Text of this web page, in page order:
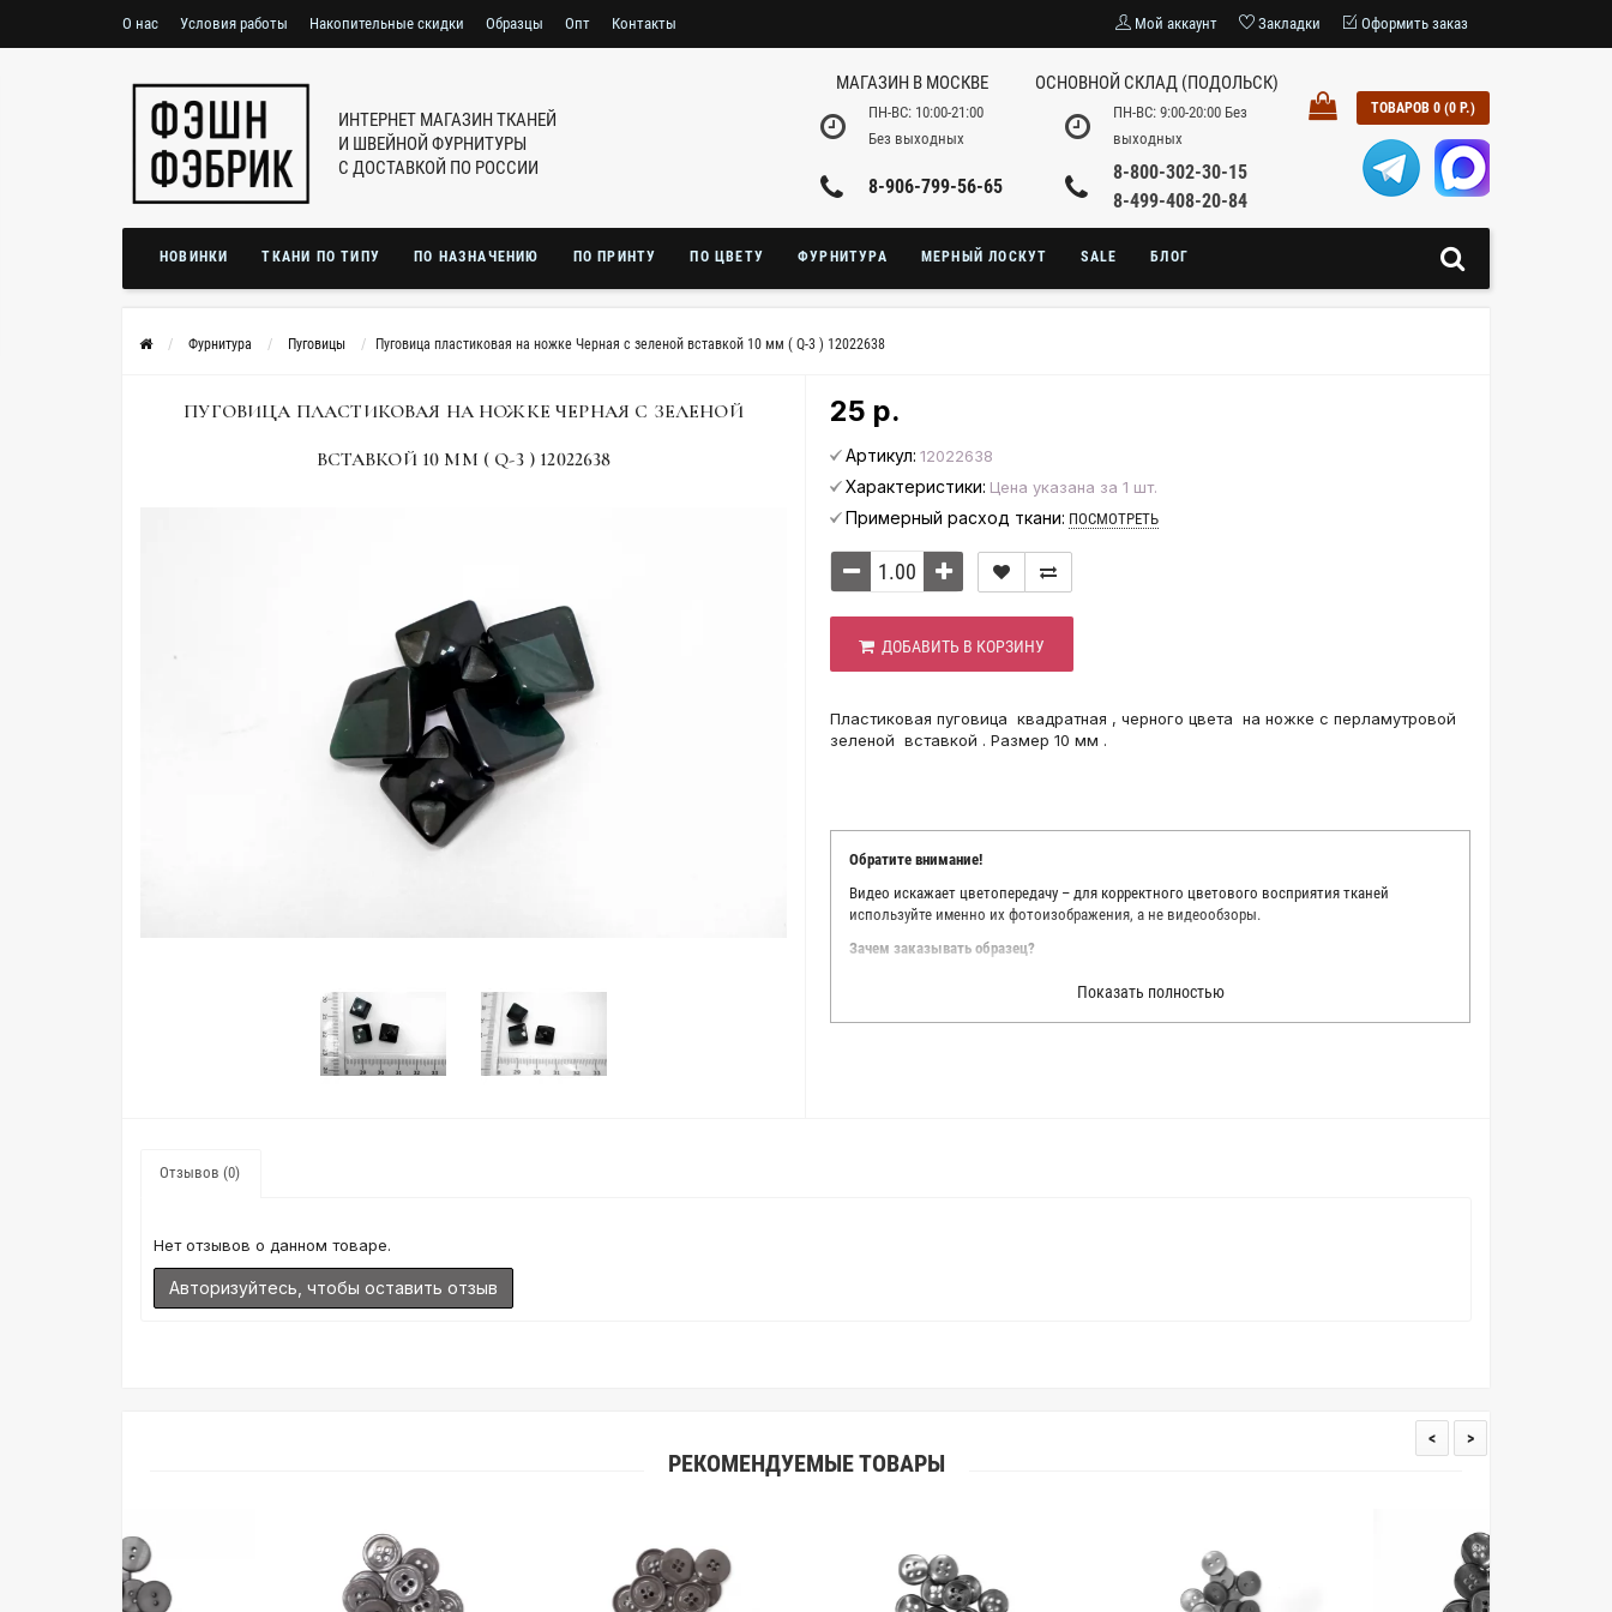
О нас Условия работы Накопительные скидки Образцы Опт Контакты Мой аккаунт Закладки Оформить заказ
ИНТЕРНЕТ МАГАЗИН ТКАНЕЙ
И ШВЕЙНОЙ ФУРНИТУРЫ
С ДОСТАВКОЙ ПО РОССИИ
МАГАЗИН В МОСКВЕ
ПН-ВС: 10:00-21:00
Без выходных
8-906-799-56-65
ОСНОВНОЙ СКЛАД (ПОДОЛЬСК)
ПН-ВС: 9:00-20:00 Без
выходных
8-800-302-30-15
8-499-408-20-84
ТОВАРОВ 0 (0 Р.)
НОВИНКИ ТКАНИ ПО ТИПУ ПО НАЗНАЧЕНИЮ ПО ПРИНТУ ПО ЦВЕТУ ФУРНИТУРА МЕРНЫЙ ЛОСКУТ SALE БЛОГ
Фурнитура Пуговицы Пуговица пластиковая на ножке Черная с зеленой вставкой 10 мм ( Q-3 ) 12022638
ПУГОВИЦА ПЛАСТИКОВАЯ НА НОЖКЕ ЧЕРНАЯ С ЗЕЛЕНОЙ
ВСТАВКОЙ 10 ММ ( Q-3 ) 12022638
25 р.
Артикул: 12022638
Характеристики: Цена указана за 1 шт.
Примерный расход ткани: ПОСМОТРЕТЬ
ДОБАВИТЬ В КОРЗИНУ
Пластиковая пуговица квадратная , черного цвета на ножке с перламутровой
зеленой вставкой . Размер 10 мм .
Обратите внимание!
Видео искажает цветопередачу – для корректного цветового восприятия тканей
используйте именно их фотоизображения, а не видеообзоры.
Зачем заказывать образец?
Мы делаем все возможное, чтобы точно описать цвет каждой ткани из нашего каталога.
Мы осматриваем и фотографируем каждую ткань в естественном свете, стараемся
находить только правильные цветовые условия и описания. Но несмотря на наши
Показать полностью
Отзывов (0)
Нет отзывов о данном товаре.
Авторизуйтесь, чтобы оставить отзыв
РЕКОМЕНДУЕМЫЕ ТОВАРЫ
< >